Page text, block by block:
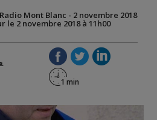
Mont Blanc - 2 novembre 2018
le 2 novembre 2018 à 11h00